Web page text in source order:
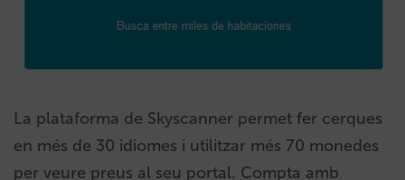
La plataforma de Skyscanner permet fer cerques
en més de 30 idiomes i utilitzar més 70 monedes
per veure preus al seu portal. Compta amb